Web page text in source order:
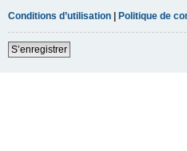
Conditions d’utilisation | Politique de
S’enregistrer